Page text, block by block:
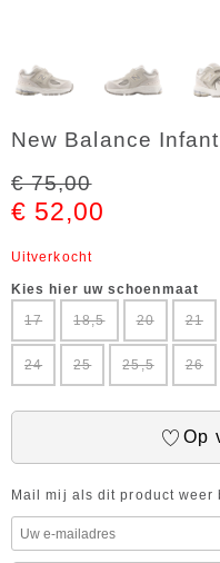
New Balance
€ 75,00
€ 52,00
Uitverkocht
Kies hier uw schoenmaat
17
18,5 20 21
24 25 25,5 26
Op
Mail mij als dit product weer